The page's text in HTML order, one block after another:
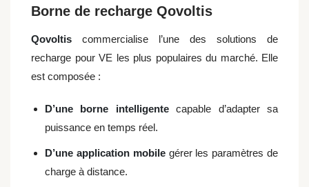
Borne de recharge Qovoltis
Qovoltis commercialise l’une des solutions de
recharge pour VE les plus populaires du marché. Elle
est composée :
D’une borne intelligentecapable d’adapter sa
puissance en temps réel.
D’une application mobilegérer les paramètres de
charge à distance.